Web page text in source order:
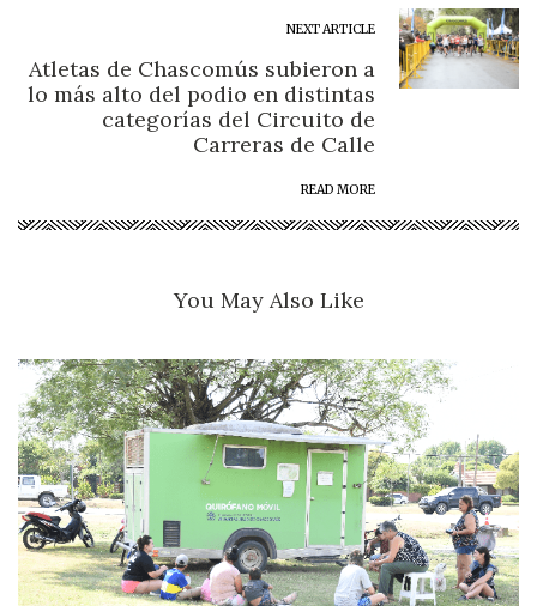
NEXT ARTICLE
Atletas de Chascomús subieron a
lo más alto del podio en distintas
categorías del Circuito de
Carreras de Calle
READ MORE
You May Also Like